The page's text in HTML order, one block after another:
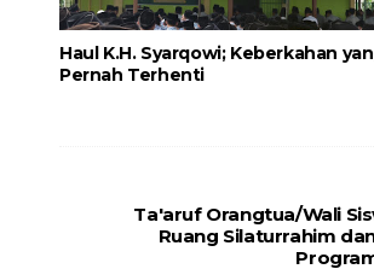
Haul K.H. Syarqowi; Keberkahan
Pernah Terhenti
Ta'aruf Orangtua/Wali
Ruang Silaturrahim